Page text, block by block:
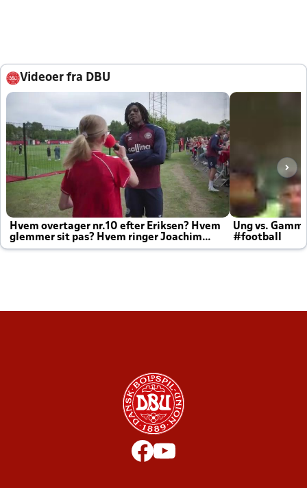
Videoer fra DBU
Hvem overtager nr.10 efter Eriksen? Hvem
glemmer sit pas? Hvem ringer Joachim
altid til efter kampe?
Ung vs.
#football